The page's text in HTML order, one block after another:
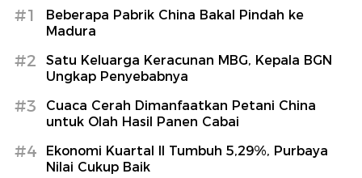
#1
Beberapa Pabrik China Bakal Pindah ke
Madura
#2
Satu Keluarga Keracunan MBG, Kepala BGN
Ungkap Penyebabnya
#3
Cuaca Cerah Dimanfaatkan Petani China
untuk Olah Hasil Panen Cabai
#4
Ekonomi Kuartal II Tumbuh 5,29%, Purbaya
Nilai Cukup Baik